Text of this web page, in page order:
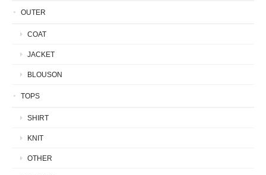
OUTER
COAT
JACKET
BLOUSON
TOPS
SHIRT
KNIT
OTHER